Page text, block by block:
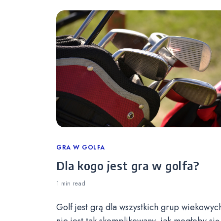
Categories
GRA W GOLFA
Dla kogo jest gra w golfa?
1 min read
Golf jest grą dla wszystkich grup